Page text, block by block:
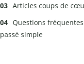
Articles coups de
Questions
passé simple